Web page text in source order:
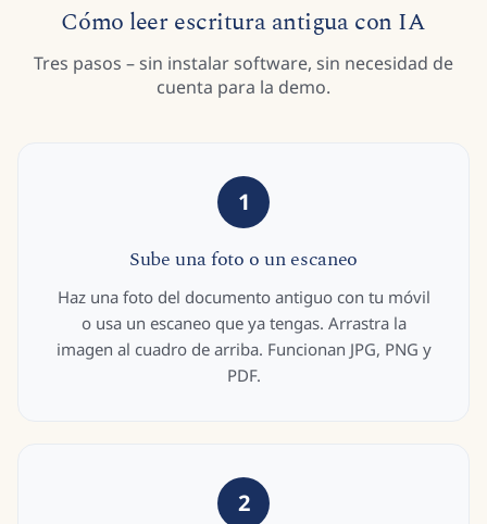
Cómo leer escritura antigua con IA
Tres pasos – sin instalar software, sin necesidad de
cuenta para la demo.
1
Sube una foto o un escaneo
Haz una foto del documento antiguo con tu móvil
o usa un escaneo que ya tengas. Arrastra la
imagen al cuadro de arriba. Funcionan JPG, PNG y
PDF.
2